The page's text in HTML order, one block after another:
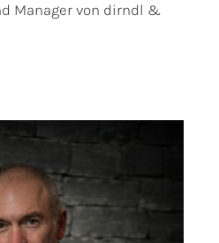
Manager von dirndl &